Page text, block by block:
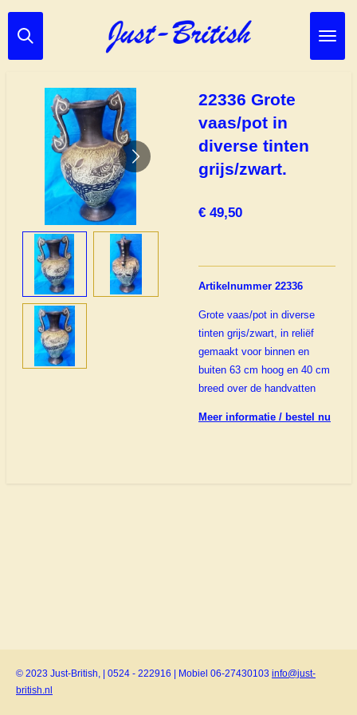
Ga
direct
hoofdinhoud
22336 Grote
vaas/pot in
diverse tinten
grijs/zwart.
€ 49,50
Artikelnummer 22336
Grote vaas/pot in diverse
tinten grijs/zwart, in reliëf
gemaakt voor binnen en
buiten 63 cm hoog en 40 cm
breed over de handvatten
Meer informatie / bestel nu
© 2023 Just-British, | 0524 - 222916 | Mobiel 06-27430103 info@just-
british.nl